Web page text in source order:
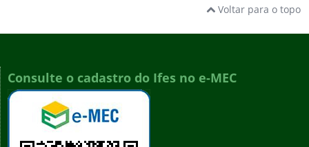
Voltar para o topo
Consulte o cadastro do Ifes no e-MEC